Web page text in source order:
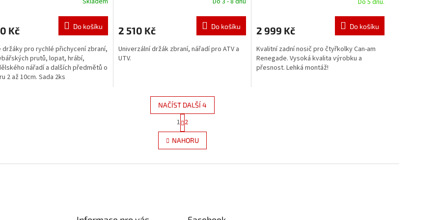
Kč Do košíku
držáky pro rychlé přichycení zbraní,
prutů, lopat, hrábí,
nářadí a dalších předmětů o
2 až 10cm. Sada 2ks
2 510 Kč Do košíku
Univerzální držák zbraní, nářadí pro ATV a
UTV.
2 999 Kč Do košíku
Kvalitní zadní nosič pro čtyřkolky Can-am
Renegade. Vysoká kvalita výrobku a
přesnost. Lehká montáž!
O
v
l
d
NAČÍST DALŠÍ 4
S
t
r
á
n
1 2
NAHORU